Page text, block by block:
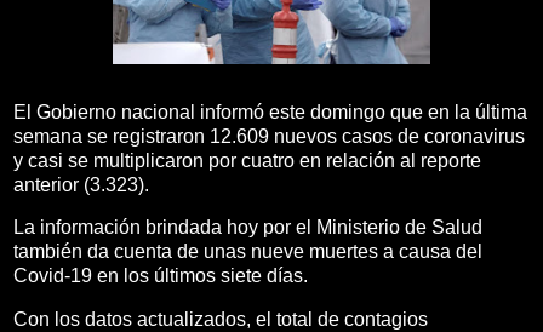
El Gobierno nacional informó este domingo que en la última
semana se registraron 12.609 nuevos casos de coronavirus
y casi se multiplicaron por cuatro en relación al reporte
anterior (3.323).
La información brindada hoy por el Ministerio de Salud
también da cuenta de unas nueve muertes a causa del
Covid-19 en los últimos siete días.
Con los datos actualizados, el total de contagios